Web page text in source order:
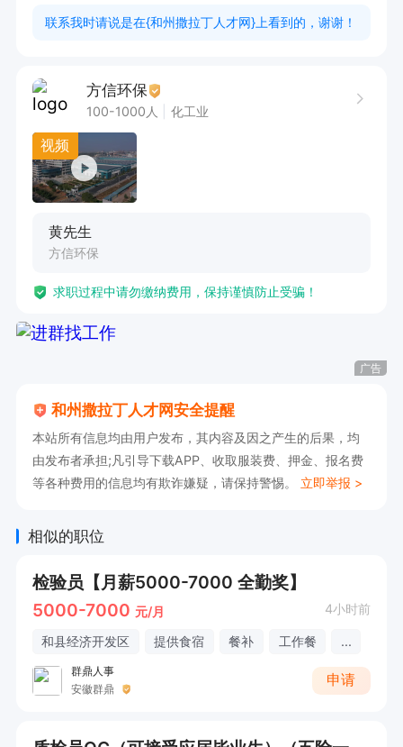
欢迎投递！
时），休息一天
1、负责车间作业指导书的修订和完善工作；
写、重点操作项目监督，收集、整理.归档各类作
业记录工作；
3、对现场管理，工艺改进和成本控制信息进行收
4、负责依照合同要求，在产品入库前合格证和箱
单唛头的编辑制作，负责依照合同要求，并拍照留
存检验记录；
规程，监增检查各工序员工按章执行；
7、能接受倒班
联系我时请说是在{和州撒拉丁人才网}上看到的，谢谢！
方信环保
100-1000人 化工业
视频
黄先生
方信环保
求职过程中请勿缴纳费用，保持谨慎防止受骗！
广告
和州撒拉丁人才网安全提醒
本站所有信息均由用户发布，其内容及因之产生的后果，均
由发布者承担;凡引导下载APP、收取服装费、押金、报名费
等各种费用的信息均有欺诈嫌疑，请保持警惕。 立即举报 >
相似的职位
检验员【月薪5000-7000 全勤奖】
5000-7000 元/月 4小时前
和县经济开发区 提供食宿 餐补 工作餐 ...
群鼎人事
安徽群鼎
申请